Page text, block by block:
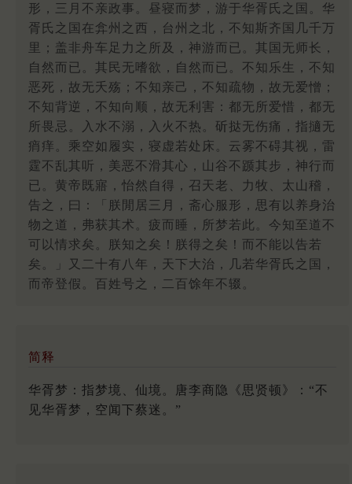
形，三月不亲政事。昼寝而梦，游于华胥氏之国。华
胥氏之国在弇州之西，台州之北，不知斯齐国几千万
里；盖非舟车足力之所及，神游而已。其国无师长，
自然而已。其民无嗜欲，自然而已。不知乐生，不知
恶死，故无夭殇；不知亲己，不知疏物，故无爱憎；
不知背逆，不知向顺，故无利害：都无所爱惜，都无
所畏忌。入水不溺，入火不热。斫挞无伤痛，指擿无
痟痒。乘空如履实，寝虚若处床。云雾不碍其视，雷
霆不乱其听，美恶不滑其心，山谷不踬其步，神行而
已。黄帝既寤，怡然自得，召天老、力牧、太山稽，
告之，曰：「朕閒居三月，斋心服形，思有以养身治
物之道，弗获其术。疲而睡，所梦若此。今知至道不
可以情求矣。朕知之矣！朕得之矣！而不能以告若
矣。」又二十有八年，天下大治，几若华胥氏之国，
而帝登假。百姓号之，二百馀年不辍。
简释
华胥梦：指梦境、仙境。唐李商隐《思贤顿》：“不
见华胥梦，空闻下蔡迷。”